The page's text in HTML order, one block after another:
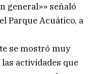
general»» señaló
Parque Acuático, a
se mostró muy
actividades que